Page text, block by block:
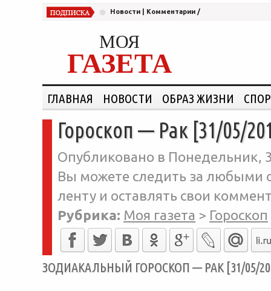
Новости Комментарии /
МОЯ
ГАЗЕТА
ГЛАВНАЯ НОВОСТИ ОБРАЗ ЖИЗНИ
Гороскоп — Рак [31/05/
Опубликовано в Понедельник,
Вы можете следить за любыми
ленту и оставлять свои
Рубрика: Моя газета > Гороскоп
ЗОДИАКАЛЬНЫЙ ГОРОСКОП — РАК [31/05/